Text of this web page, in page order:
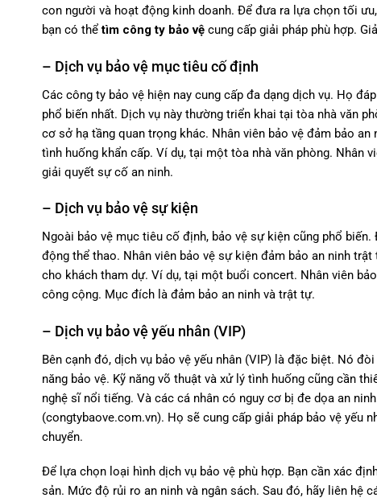
con người và hoạt động kinh doanh. Để đưa ra lựa chọn tối
bạn có thểtìm công ty bảo vệ cung cấp giải pháp phù hợp.
– Dịch vụ bảo vệ mục tiêu cố định
Các công ty bảo vệ hiện nay cung cấp đa dạng dịch vụ. Họ
phổ biến nhất. Dịch vụ này thường triển khai tại tòa nhà văn
cơ sở hạ tầng quan trọng khác. Nhân viên bảo vệ đảm bảo
tình huống khẩn cấp. Ví dụ, tại một tòa nhà văn phòng. Nhân
giải quyết sự cố an ninh.
– Dịch vụ bảo vệ sự kiện
Ngoài bảo vệ mục tiêu cố định, bảo vệ sự kiện cũng phổ
động thể thao. Nhân viên bảo vệ sự kiện đảm bảo an ninh
cho khách tham dự. Ví dụ, tại một buổi concert. Nhân viên
công cộng. Mục đích là đảm bảo an ninh và trật tự.
– Dịch vụ bảo vệ yếu nhân (VIP)
Bên cạnh đó, dịch vụ bảo vệ yếu nhân (VIP) là đặc biệt. Nó
năng bảo vệ. Kỹ năng võ thuật và xử lý tình huống cũng cần
nghệ sĩ nổi tiếng. Và các cá nhân có nguy cơ bị đe dọa an
(congtybaove.com.vn). Họ sẽ cung cấp giải pháp bảo vệ yếu
chuyển.
Để lựa chọn loại hình dịch vụ bảo vệ phù hợp. Bạn cần xác
sản. Mức độ rủi ro an ninh và ngân sách. Sau đó, hãy liên hệ